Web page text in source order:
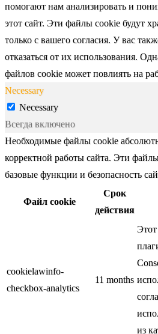
помогают нам анализировать и
этот сайт. Эти файлы cookie будут
только с вашего согласия. У вас
отказаться от их использования.
файлов cookie может повлиять на
Necessary
Necessary
Всегда включено
Необходимые файлы cookie
корректной работы сайта. Эти
базовые функции и безопасность
Файл cookie
Срок
действия
cookielawinfo-
checkbox-analytics
11 months
из